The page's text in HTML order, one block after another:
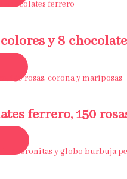
y 8
ferrero, 150